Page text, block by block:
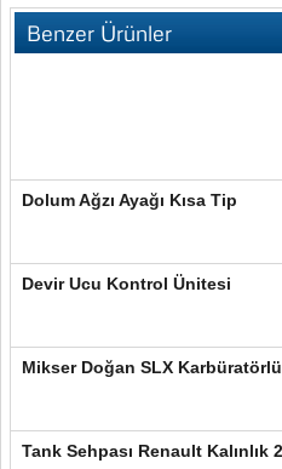
Benzer Ürünler
Dolum Ağzı Ayağı Kısa Tip
Devir Ucu Kontrol Ünitesi
Mikser Doğan SLX Karbüratörlü
Tank Sehpası Renault Kalınlık